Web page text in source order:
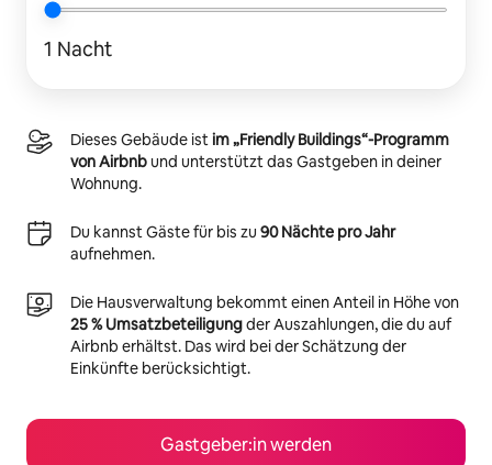
1 Nacht
Dieses Gebäude istim „Friendly Buildings“-Programm
von Airbnbund unterstützt das Gastgeben in deiner
Wohnung.
Du kannst Gäste für bis zu 90 Nächte pro Jahr
aufnehmen.
Die Hausverwaltung bekommt einen Anteil in Höhe von
25 % Umsatzbeteiligungder Auszahlungen, die du auf
Airbnb erhältst. Das wird bei der Schätzung der
Einkünfte berücksichtigt.
Gastgeber:in werden